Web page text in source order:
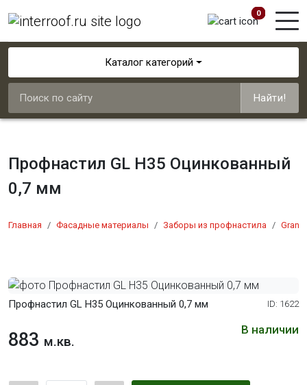
0
Каталог категорий
Найти!
Профнастил GL H35 Оцинкованный
0,7 мм
Главная Фасадные материалы Заборы из профнастила Grand
Профнастил GL H35 Оцинкованный 0,7 мм ID: 1622
В наличии
883 м.кв.